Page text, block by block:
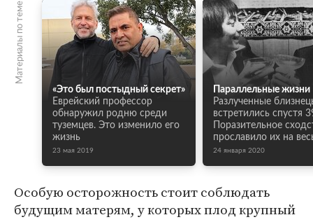
Материалы по теме
«Это был постыдный секрет»
Еврейский профессор
обнаружил родню среди
туземцев. Это изменило его
жизнь
23 мая 2019
Параллельные жизни
Разлученные
встретились спустя
Поразительное
прославило их на
24 января 2020
Особую осторожность стоит соблюдать
будущим матерям, у которых плод крупный